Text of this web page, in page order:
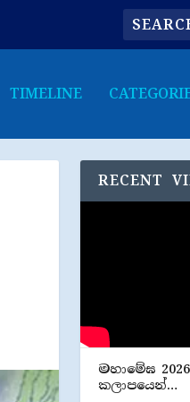
TIMELINE
RECENT
මහාමේඝ
කලාපයෙන්…